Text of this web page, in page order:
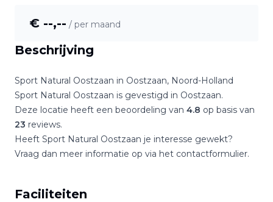
Beschrijving
Sport Natural Oostzaan in Oostzaan, Noord-Holland
Sport Natural Oostzaan is gevestigd in Oostzaan.
Deze locatie heeft een beoordeling van 4.8 op basis van
23 reviews.
Heeft Sport Natural Oostzaan je interesse gewekt?
Vraag dan meer informatie op via het contactformulier.
Faciliteiten
€ --,-- / per maand